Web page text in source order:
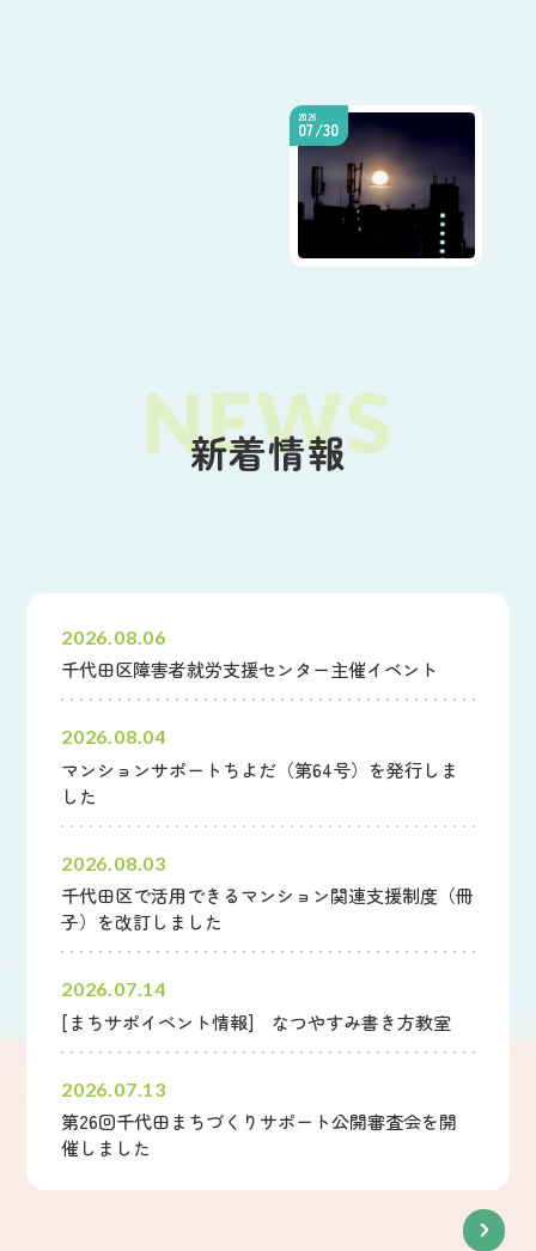
2026
07/30
新着情報
2026.08.06
千代田区障害者就労支援センター主催イベント
2026.08.04
マンションサポートちよだ（第64号）を発行しま
した
2026.08.03
千代田区で活用できるマンション関連支援制度（冊
子）を改訂しました
2026.07.14
[まちサポイベント情報] なつやすみ書き方教室
2026.07.13
第26回千代田まちづくりサポート公開審査会を開
催しました